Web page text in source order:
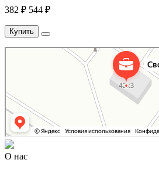
382 ₽ 544 ₽
Купить
Свой Питомник
Питомник растений в Москве
О нас